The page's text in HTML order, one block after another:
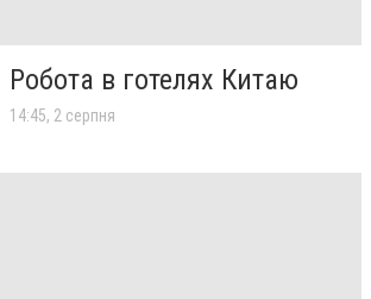
Робота в готелях Китаю
14:45, 2 серпня